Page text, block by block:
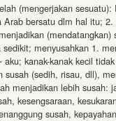
(mengerjakan
Arab ber­satu dlm hal itu;
menyusahkan 1.
kanak-kanak kecil
susah (sedih, risau, dll),
menjadikan lebih susah:
kesengsaraan,
susah,